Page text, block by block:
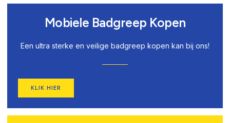
Mobiele Badgreep Kopen
Een ultra sterke en veilige badgreep kopen kan bij ons!
KLIK HIER